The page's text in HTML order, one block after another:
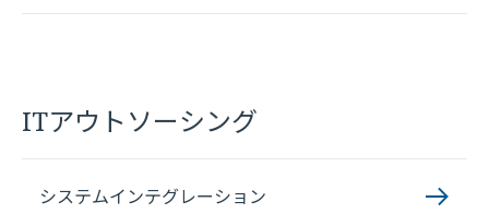
ITアウトソーシング
システムインテグレーション